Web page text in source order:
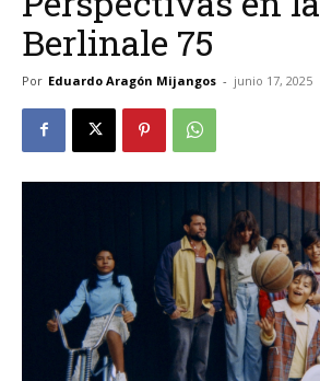
Berlinale 75
Por Eduardo Aragón Mijangos - junio 17, 2025